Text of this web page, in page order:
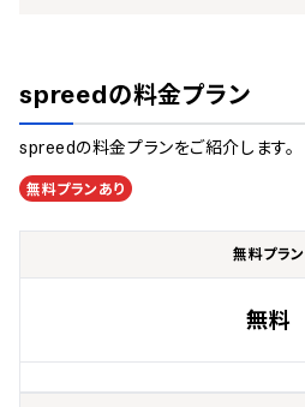
spreedの料金プラン
spreedの料金プランをご紹介します。
無料プランあり
無料プラン
無料